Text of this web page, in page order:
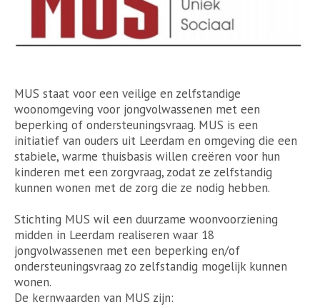
MUS staat voor een veilige en zelfstandige
woonomgeving voor jongvolwassenen met een
beperking of ondersteuningsvraag. MUS is een
initiatief van ouders uit Leerdam en omgeving die een
stabiele, warme thuisbasis willen creëren voor hun
kinderen met een zorgvraag, zodat ze zelfstandig
kunnen wonen met de zorg die ze nodig hebben.
Stichting MUS wil een duurzame woonvoorziening
midden in Leerdam realiseren waar 18
jongvolwassenen met een beperking en/of
ondersteuningsvraag zo zelfstandig mogelijk kunnen
wonen.
De kernwaarden van MUS zijn: